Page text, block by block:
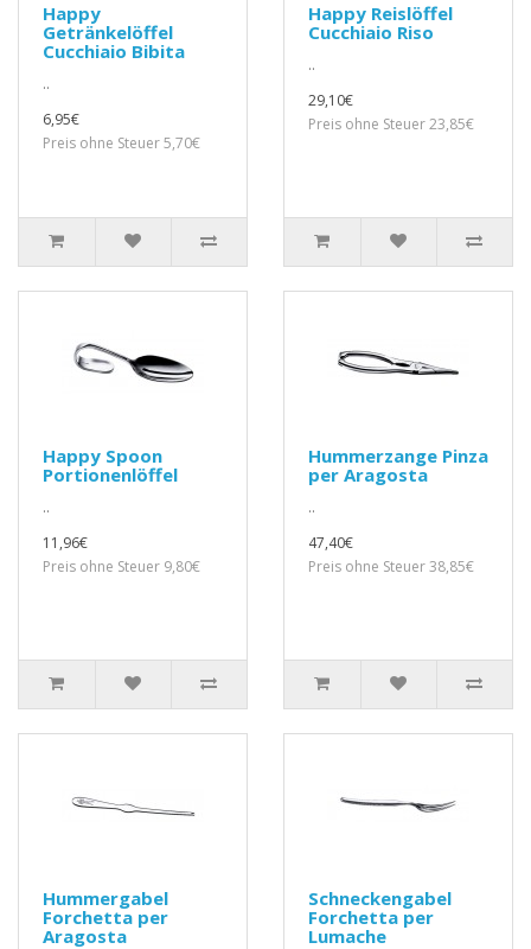
Happy
Getränkelöffel
Cucchiaio Bibita
..
6,95€
Preis ohne Steuer 5,70€
Happy Reislöffel
Cucchiaio Riso
..
29,10€
Preis ohne Steuer 23,85€
Happy Spoon
Portionenlöffel
..
11,96€
Preis ohne Steuer 9,80€
Hummerzange Pinza
per Aragosta
..
47,40€
Preis ohne Steuer 38,85€
Hummergabel
Forchetta per
Aragosta
Schneckengabel
Forchetta per
Lumache